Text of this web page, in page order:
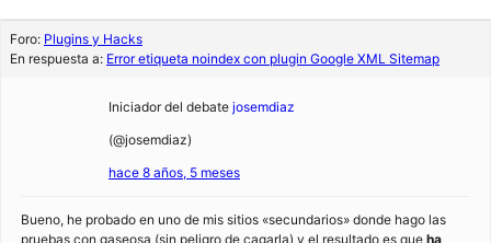
Foro: Plugins y Hacks
En respuesta a: Error etiqueta noindex con plugin Google XML Sitemap
Iniciador del debate josemdiaz
(@josemdiaz)
hace 8 años, 5 meses
Bueno, he probado en uno de mis sitios «secundarios» donde hago las
pruebas con gaseosa (sin peligro de cagarla) y el resultado es que ha